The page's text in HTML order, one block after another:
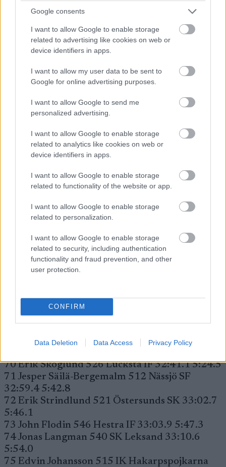
Google consents
I want to allow Google to enable storage
related to advertising like cookies on web or
device identifiers in apps.
I want to allow my user data to be sent to
Google for online advertising purposes.
I want to allow Google to send me
personalized advertising.
I want to allow Google to enable storage
related to analytics like cookies on web or
device identifiers in apps.
I want to allow Google to enable storage
related to functionality of the website or app.
I want to allow Google to enable storage
related to personalization.
I want to allow Google to enable storage
related to security, including authentication
functionality and fraud prevention, and other
user protection.
CONFIRM
Data Deletion Data Access Privacy Policy
3:48.4
53 Victor Olsson 580 Hudiksvalls IF 31:06.2
3:49.6
54 Pål Forsberg 535 Alnö SK 31:06.9 3:50.3
55 Olle Lindfors 568 Norbergs SK 31:07.9
56 Johan Byström 524 Täfteå IK 31:10.4 3:53.8
57 Ludvig Nordqvist 516 Sya SK 31:16.6 4:00.0
58 Alexander Engström 569 Nätra SK 31:18.0
4:01.4
4:09.4
60 Samuel Lindehag 531 Strömnäs GIF 31:26.5
4:09.9
61 Per Gunnarsson 576 Lycksele IF 31:29.3
4:12.7
63 Albin Jonsson 547 Högbo GIF 31:37.4 4:20.8
64 Jimmy Seger 572 Sundbybergs IK 31:42.9
65 Johan Holmqvist 519 IFK Arvidsjaur Skidor
31:45.0 4:28.4
66 Martin Bergqvist 523 Ekshärads SF 31:57.2
68 Joakim Eriksson 562 Tierps IF 32:18.7
69 Isak Landström 555 IFK Umeå 32:21.2
70 Erik Skoglund 526 Lucksta IF 32:41.1 5:24.5
71 Jesper Säilä-Bergemalm 512 Nässjö SF
32:59.4 5:42.8
72 Erik Strindlund 521 Östersunds SK 33:02.7
5:46.1
73 John Flodin 546 Hestra IF 33:03.9 5:47.3
74 Jonas Langman 540 SK Leksand 33:10.6
5:54.0
75 Edvin Johansson 515 IK Hakarpspojkarna